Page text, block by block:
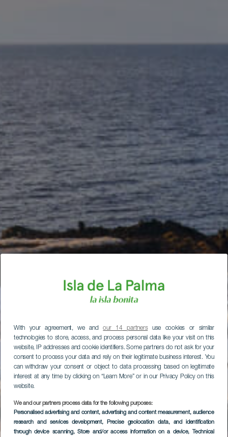
With your agreement, we andour 14 partnersuse cookies or similar
technologies to store, access, and process personal data like your visit on this
website, IP addresses and cookie identifiers. Some partners do not ask for your
consent to process your data and rely on their legitimate business interest. You
can withdraw your consent or object to data processing based on legitimate
interest at any time by clicking on “Learn More” or in our Privacy Policy on this
website.
We and our partners process data for the following purposes:
Personalised advertising and content, advertising and content measurement, audience
research and services development, Precise geolocation data, and identification
through device scanning, Store and/or access information on a device, Technical